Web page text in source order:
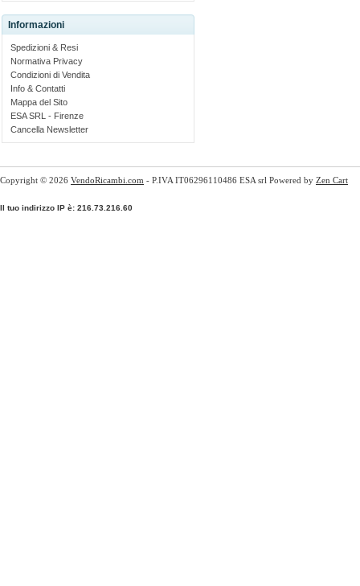
Informazioni
Spedizioni & Resi
Normativa Privacy
Condizioni di Vendita
Info & Contatti
Mappa del Sito
ESA SRL - Firenze
Cancella Newsletter
Copyright © 2026 VendoRicambi.com - P.IVA IT06296110486 ESA srl Powered by Zen Cart
Il tuo indirizzo IP è: 216.73.216.60